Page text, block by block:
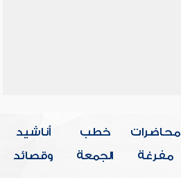
محاضرات
مفرغة
خطب
الجمعة
أناشيد
وقصائد